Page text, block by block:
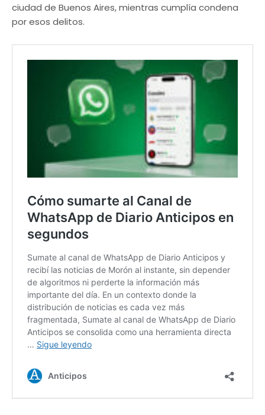
ciudad de Buenos Aires, mientras cumplía condena
por esos delitos.